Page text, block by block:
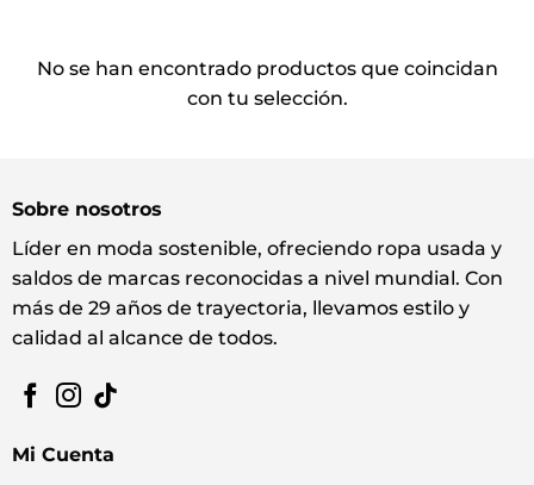
No se han encontrado productos que coincidan
con tu selección.
Sobre nosotros
Líder en moda sostenible, ofreciendo ropa usada y
saldos de marcas reconocidas a nivel mundial. Con
más de 29 años de trayectoria, llevamos estilo y
calidad al alcance de todos.
Mi Cuenta